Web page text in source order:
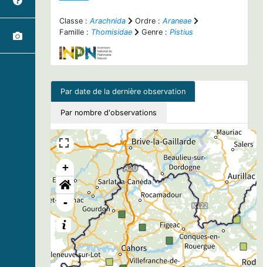
Classe : Arachnida Ordre : Araneae
Famille : Thomisidae Genre : Pistius
Par date de la dernière observation
Par nombre d'observations
+
-